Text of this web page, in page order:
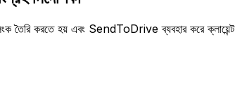
করতে হয় এবং SendToDrive ব্যবহার করে ক্লায়েন্ট